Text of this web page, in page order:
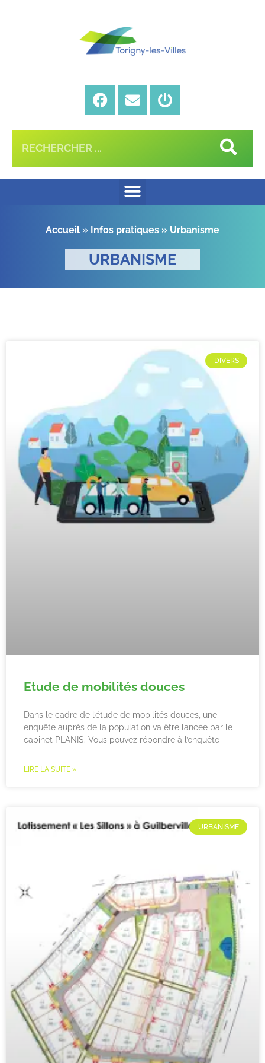
Accueil » Infos pratiques » Urbanisme
URBANISME
DIVERS
Etude de mobilités douces
Dans le cadre de l’étude de mobilités douces, une
enquête auprès de la population va être lancée par le
cabinet PLANIS. Vous pouvez répondre à l’enquête
LIRE LA SUITE »
URBANISME